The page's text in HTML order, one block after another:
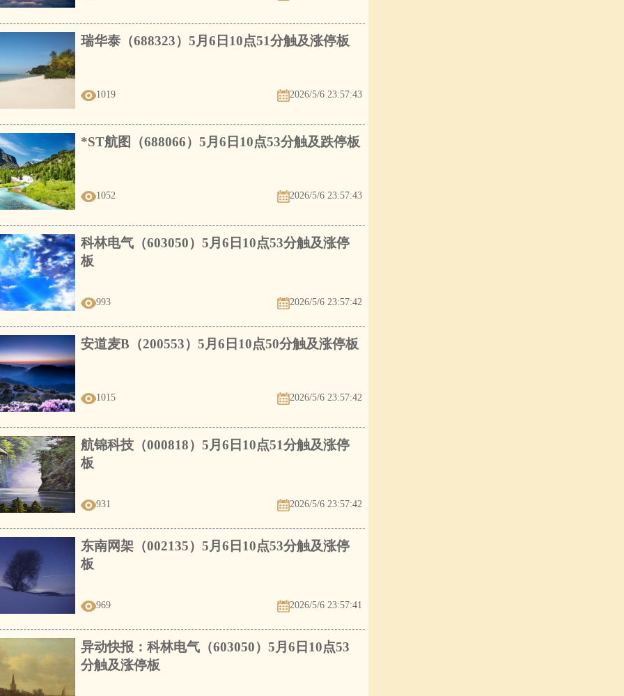
瑞华泰（688323）5月6日10点51分触及涨停板
1019 2026/5/6 23:57:43
*ST航图（688066）5月6日10点53分触及跌停板
1052 2026/5/6 23:57:43
科林电气（603050）5月6日10点53分触及涨停
板
993 2026/5/6 23:57:42
安道麦B（200553）5月6日10点50分触及涨停板
1015 2026/5/6 23:57:42
航锦科技（000818）5月6日10点51分触及涨停
板
931 2026/5/6 23:57:42
东南网架（002135）5月6日10点53分触及涨停
板
969 2026/5/6 23:57:41
异动快报：科林电气（603050）5月6日10点53
分触及涨停板